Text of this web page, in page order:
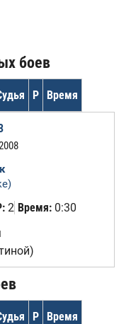
боев
Р Время
2 Время:0:30
Р Время